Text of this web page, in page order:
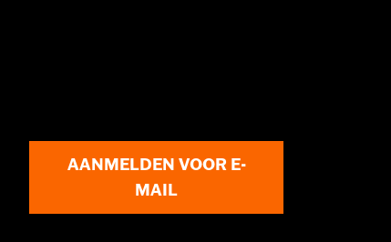
van niet-goedgekeurde
dezelfde motorfiets kan de
AANMELDEN VOOR E-
MAIL